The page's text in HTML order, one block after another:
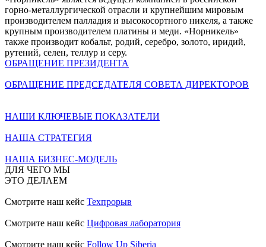
горно-металлургической отрасли и крупнейшим мировым
производителем палладия и высокосортного никеля, а также
крупным производителем платины и меди. «Норникель»
также производит кобальт, родий, серебро, золото, иридий,
рутений, селен, теллур и серу.
ОБРАЩЕНИЕ ПРЕЗИДЕНТА
ОБРАЩЕНИЕ ПРЕДСЕДАТЕЛЯ СОВЕТА ДИРЕКТОРОВ
НАШИ КЛЮЧЕВЫЕ ПОКАЗАТЕЛИ
НАША СТРАТЕГИЯ
НАША БИЗНЕС-МОДЕЛЬ
ДЛЯ ЧЕГО МЫ
ЭТО ДЕЛАЕМ
Смотрите наш кейс Техпрорыв
Смотрите наш кейс Цифровая лаборатория
Смотрите наш кейс Follow Up Siberia